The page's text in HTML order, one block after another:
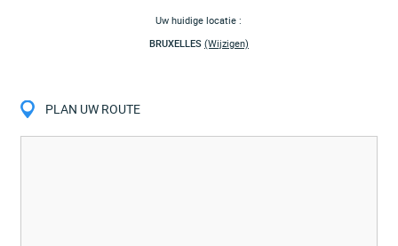
Uw huidige locatie :
BRUXELLES (Wijzigen)
PLAN UW ROUTE